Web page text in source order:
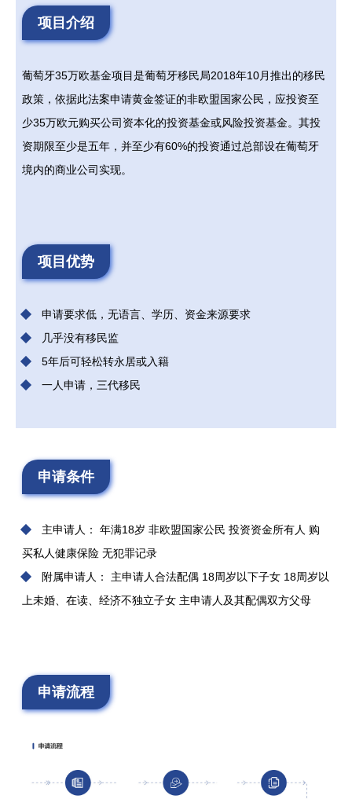
项目介绍
葡萄牙35万欧基金项目是葡萄牙移民局2018年10月推出的移民
政策，依据此法案申请黄金签证的非欧盟国家公民，应投资至
少35万欧元购买公司资本化的投资基金或风险投资基金。其投
资期限至少是五年，并至少有60%的投资通过总部设在葡萄牙
境内的商业公司实现。
项目优势
申请要求低，无语言、学历、资金来源要求
几乎没有移民监
5年后可轻松转永居或入籍
一人申请，三代移民
申请条件
主申请人： 年满18岁 非欧盟国家公民 投资资金所有人 购
买私人健康保险 无犯罪记录
附属申请人： 主申请人合法配偶 18周岁以下子女 18周岁以
上未婚、在读、经济不独立子女 主申请人及其配偶双方父母
申请流程